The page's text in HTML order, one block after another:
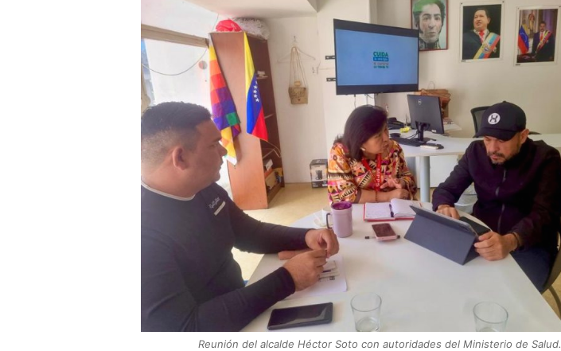
Reunión del alcalde Héctor Soto con autoridades del Ministerio de Salud.